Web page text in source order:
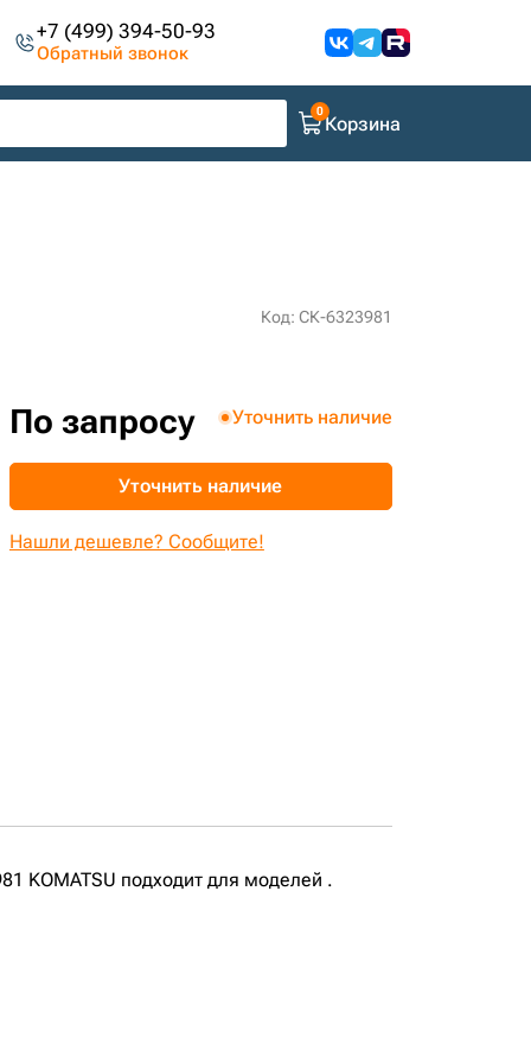
+7 (499) 394-50-93
Обратный звонок
Корзина
Код: СК-6323981
По запросу Уточнить наличие
Уточнить наличие
Нашли дешевле? Сообщите!
KOMATSU подходит для моделей .